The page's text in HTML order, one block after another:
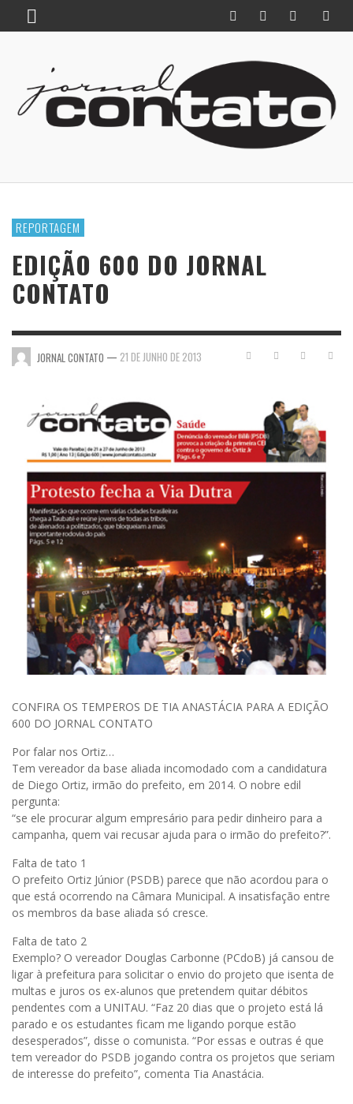
REPORTAGEM
EDIÇÃO 600 DO JORNAL
CONTATO
JORNAL CONTATO — 21 DE JUNHO DE 2013
CONFIRA OS TEMPEROS DE TIA ANASTÁCIA PARA A EDIÇÃO
600 DO JORNAL CONTATO
Por falar nos Ortiz…
Tem vereador da base aliada incomodado com a candidatura
de Diego Ortiz, irmão do prefeito, em 2014. O nobre edil
pergunta:
“se ele procurar algum empresário para pedir dinheiro para a
campanha, quem vai recusar ajuda para o irmão do prefeito?”.
Falta de tato 1
O prefeito Ortiz Júnior (PSDB) parece que não acordou para o
que está ocorrendo na Câmara Municipal. A insatisfação entre
os membros da base aliada só cresce.
Falta de tato 2
Exemplo? O vereador Douglas Carbonne (PCdoB) já cansou de
ligar à prefeitura para solicitar o envio do projeto que isenta de
multas e juros os ex-alunos que pretendem quitar débitos
pendentes com a UNITAU. “Faz 20 dias que o projeto está lá
parado e os estudantes ficam me ligando porque estão
desesperados”, disse o comunista. “Por essas e outras é que
tem vereador do PSDB jogando contra os projetos que seriam
de interesse do prefeito”, comenta Tia Anastácia.